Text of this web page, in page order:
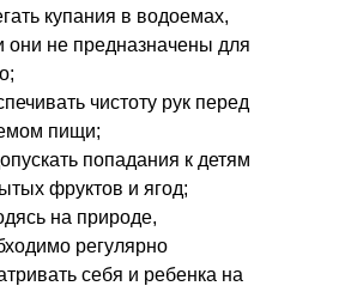
купания в водоемах,
они не предназначены для
чистоту рук перед
пищи;
попадания к детям
фруктов и ягод;
на природе,
регулярно
себя и ребенка на